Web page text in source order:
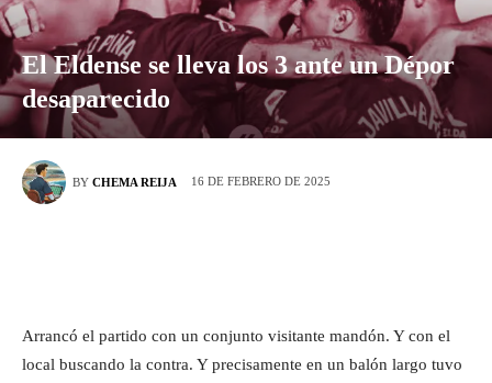
El Eldense se lleva los 3 ante un Dépor
desaparecido
BY CHEMA REIJA 16 DE FEBRERO DE 2025
Arrancó el partido con un conjunto visitante mandón. Y con el
local buscando la contra. Y precisamente en un balón largo tuvo